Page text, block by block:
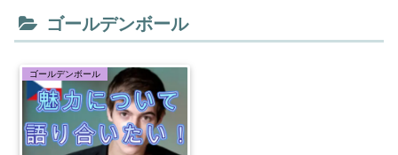
ゴールデンボール
ゴールデンボール